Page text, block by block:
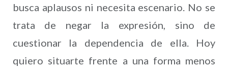
busca aplausos ni necesita escenario. No se
trata de negar la expresión, sino de
cuestionar la dependencia de ella. Hoy
quiero situarte frente a una forma menos